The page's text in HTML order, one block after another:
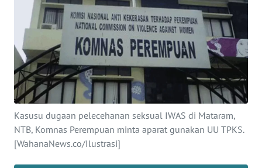
Kasusu dugaan pelecehanan seksual IWAS di Mataram,
NTB, Komnas Perempuan minta aparat gunakan UU TPKS.
[WahanaNews.co/Ilustrasi]
SAINS-TEKNO
KESEHATAN
INTERNASIONAL
SERBA-SERBI
PENDIDIKAN